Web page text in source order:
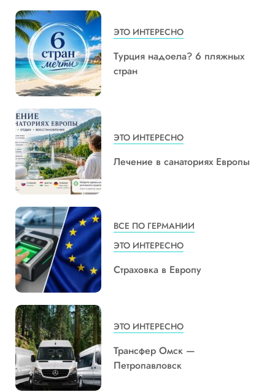
ЭТО ИНТЕРЕСНО
Турция надоела? 6 пляжных
стран
ЭТО ИНТЕРЕСНО
Лечение в санаториях Европы
ВСЕ ПО ГЕРМАНИИ
ЭТО ИНТЕРЕСНО
Страховка в Европу
ЭТО ИНТЕРЕСНО
Трансфер Омск —
Петропавловск